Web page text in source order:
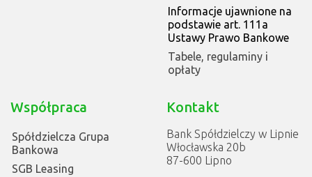
Informacje ujawnione na
podstawie art. 111a
Ustawy Prawo Bankowe
Tabele, regulaminy i
opłaty
Współpraca
Spółdzielcza Grupa
Bankowa
SGB Leasing
Kontakt
Bank Spółdzielczy w Lipnie
Włocławska 20b
87-600 Lipno